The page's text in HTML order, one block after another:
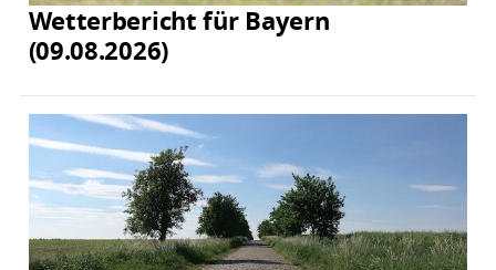
Wetterbericht für Bayern
(09.08.2026)